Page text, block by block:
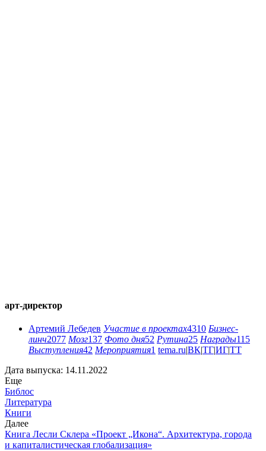
арт-директор
Артемий Лебедев Участие в проектах4310 Бизнес-
линч2077 Мозг137 Фото дня52 Рутина25 Награды115
Выступления42 Мероприятия1 tema.ru|ВК|ТГ|ИГ|ТТ
Дата выпуска: 14.11.2022
Еще
Библос
Литература
Книги
Далее
Книга Лесли Склера «Проект „Икона“. Архитектура, города
и капиталистическая глобализация»